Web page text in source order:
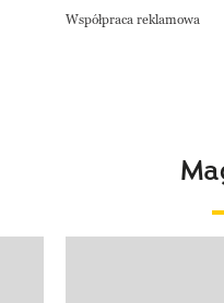
Współpraca reklamowa